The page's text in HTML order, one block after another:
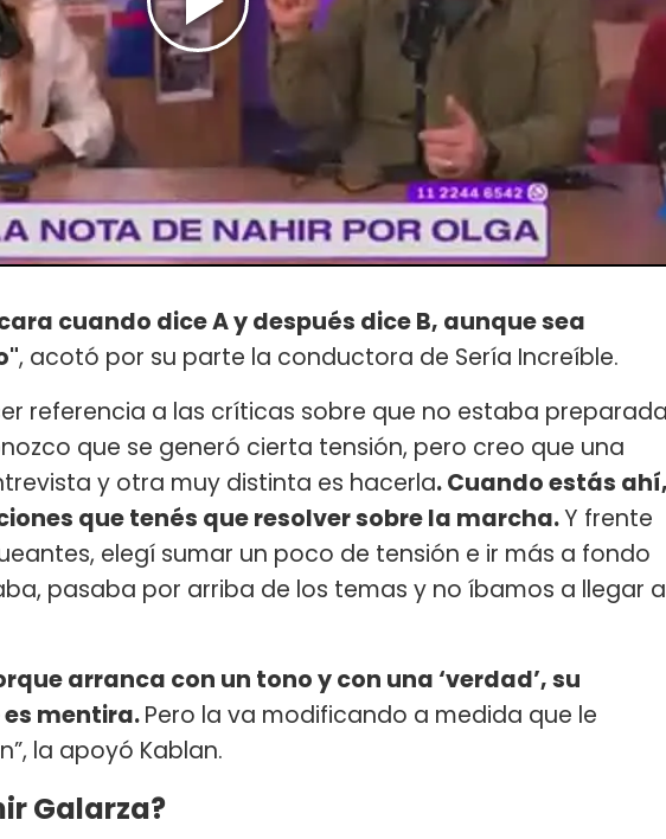
cuando dice A y después dice B, aunque sea
, acotó por su parte la conductora de Sería Increíble.
referencia a las críticas sobre que no estaba
que se generó cierta tensión, pero creo que una
y otra muy distinta es hacerla. Cuando estás
que tenés que resolver sobre la marcha.Y frente
elegí sumar un poco de tensión e ir más a fondo
pasaba por arriba de los temas y no íbamos a llegar a
arranca con un tono y con una ‘verdad’, su
mentira.Pero la va modificando a medida que le
la apoyó Kablan.
Galarza?